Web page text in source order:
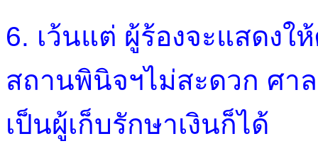
6. เว้นแต่ ผู้ร้องจะแสดงใ
สถานพินิจฯไม่สะดวก ศา
เป็นผู้เก็บรักษาเงินก็ได้